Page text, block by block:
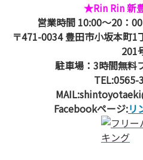
★Rin Rin 新
営業時間 10:00～20：
〒471-0034 豊田市小坂本町
201
駐車場：3時間無料
TEL:0565-
Facebookページ:リ